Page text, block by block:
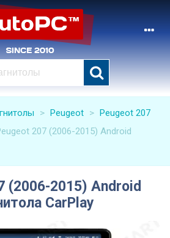
> Peugeot > Peugeot 207
207 (2006-2015) Android
(2006-2015) Android
CarPlay